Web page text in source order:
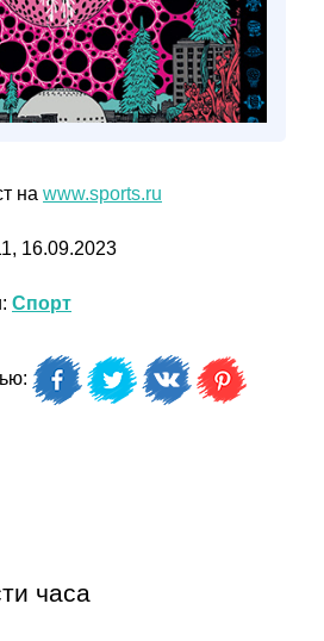
на www.sports.ru
16.09.2023
Спорт
часа